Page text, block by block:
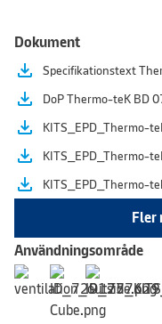
Dokument
file_download Specifikationstext
file_download DoP Thermo-teK
file_download KITS_EPD_Thermo-
file_download KITS_EPD_Thermo-
file_download KITS_EPD_Thermo-
Fler
Användningsområde